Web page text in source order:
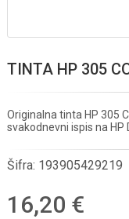
TINTA HP 305
Originalna tinta HP 305
svakodnevni ispis na HP
Šifra: 193905429219
16,20 €